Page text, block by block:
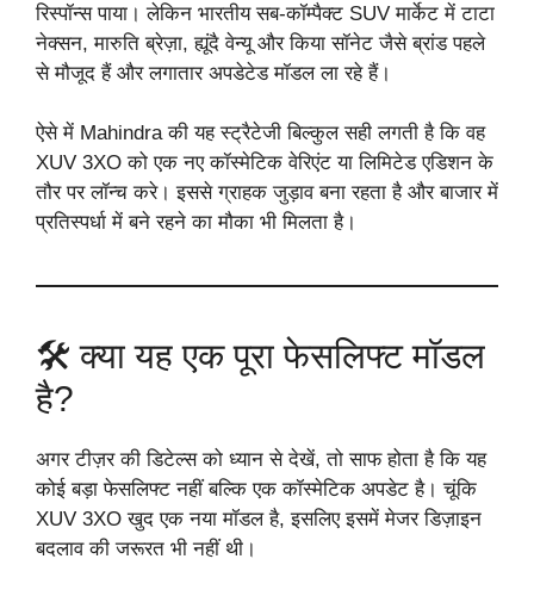
रिस्पॉन्स पाया। लेकिन भारतीय सब-कॉम्पैक्ट SUV मार्केट में टाटा
नेक्सन, मारुति ब्रेज़ा, ह्यूंदै वेन्यू और किया सॉनेट जैसे ब्रांड पहले
से मौजूद हैं और लगातार अपडेटेड मॉडल ला रहे हैं।
ऐसे में Mahindra की यह स्ट्रैटेजी बिल्कुल सही लगती है कि वह
XUV 3XO को एक नए कॉस्मेटिक वेरिएंट या लिमिटेड एडिशन के
तौर पर लॉन्च करे। इससे ग्राहक जुड़ाव बना रहता है और बाजार में
प्रतिस्पर्धा में बने रहने का मौका भी मिलता है।
🛠️ क्या यह एक पूरा फेसलिफ्ट मॉडल
है?
अगर टीज़र की डिटेल्स को ध्यान से देखें, तो साफ होता है कि यह
कोई बड़ा फेसलिफ्ट नहीं बल्कि एक कॉस्मेटिक अपडेट है। चूंकि
XUV 3XO खुद एक नया मॉडल है, इसलिए इसमें मेजर डिज़ाइन
बदलाव की जरूरत भी नहीं थी।